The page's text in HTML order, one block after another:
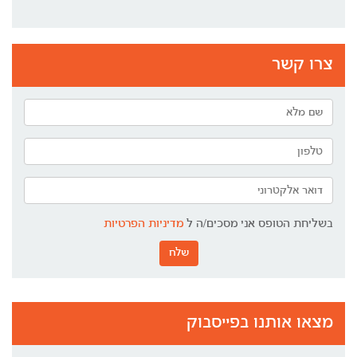
צרו קשר
בשליחת הטופס אני מסכים/ה ל מדיניות הפרטיות
שלח
מצאו אותנו בפייסבוק